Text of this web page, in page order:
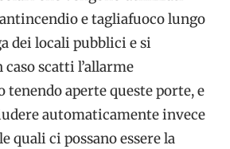
e tagliafuoco lungo
dei locali pubblici e si
scatti l’allarme
tenendo aperte queste porte, e
automaticamente invece
quali ci possano essere la